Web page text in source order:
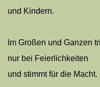
und Kindern.
Im Großen und Ganzen
nur bei Feierlichkeiten
und stimmt für die Macht.